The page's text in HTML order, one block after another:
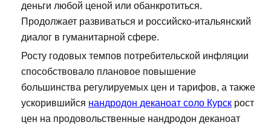
деньги любой ценой или обанкротиться.
Продолжает развиваться и российско-итальянский
диалог в гуманитарной сфере.
Росту годовых темпов потребительской инфляции
способствовало плановое повышение
большинства регулируемых цен и тарифов, а также
ускорившийся нандродон деканоат соло Курск рост
цен на продовольственные нандродон деканоат